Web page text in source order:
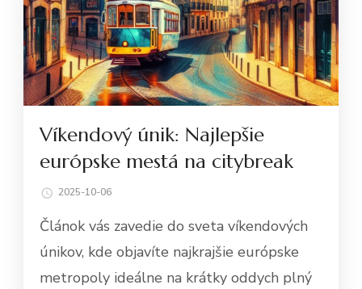
Víkendový únik: Najlepšie
európske mestá na citybreak
2025-10-06
Článok vás zavedie do sveta víkendových
únikov, kde objavíte najkrajšie európske
metropoly ideálne na krátky oddych plný